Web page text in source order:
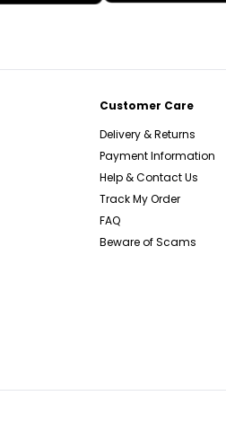
Customer Care
Delivery & Returns
Payment Information
Help & Contact Us
Track My Order
FAQ
Beware of Scams